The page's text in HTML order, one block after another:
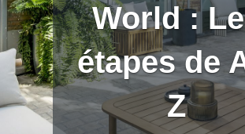
World :
étapes de
Z